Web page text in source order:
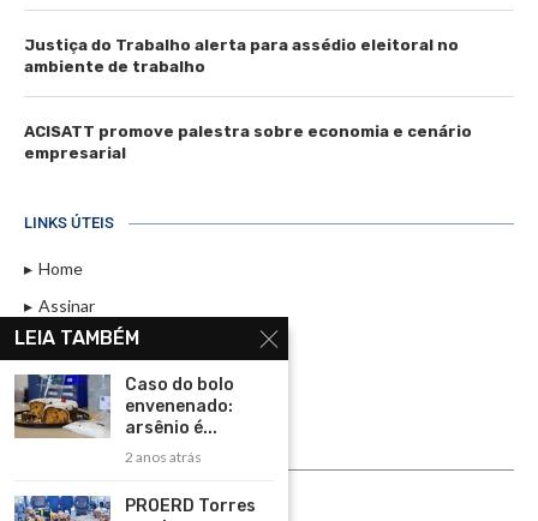
Justiça do Trabalho alerta para assédio eleitoral no
ambiente de trabalho
ACISATT promove palestra sobre economia e cenário
empresarial
LINKS ÚTEIS
Home
Assinar
Contato
Política de Privacidade
Rádio Maristela - Ao Vivo
LEIA TAMBÉM
Caso do bolo
envenenado:
arsênio é...
2 anos atrás
PROERD Torres